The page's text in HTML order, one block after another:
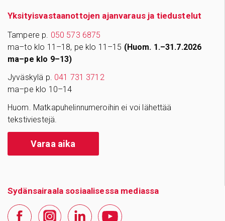
Yksityisvastaanottojen ajanvaraus ja tiedustelut
Tampere p. 050 573 6875
ma–to klo 11–18, pe klo 11–15 (Huom. 1.–31.7.2026
ma–pe klo 9–13)
Jyväskylä p. 041 731 3712
ma–pe klo 10–14
Huom. Matkapuhelinnumeroihin ei voi lähettää
tekstiviestejä.
Varaa aika
Sydänsairaala sosiaalisessa mediassa